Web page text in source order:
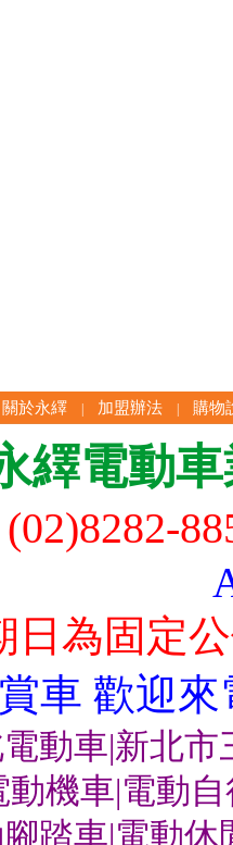
關於永繹 | 加盟辦法 | 購物
繹電動
(02)8282-
日為固定
車 歡迎來
動車|新北
動機車|電動
踏車|電動休